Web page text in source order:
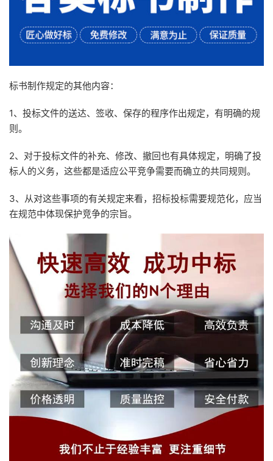
标书制作规定的其他内容：
1、投标文件的送达、签收、保存的程序作出规定，有明确的规
则。
2、对于投标文件的补充、修改、撤回也有具体规定，明确了投
标人的义务，这些都是适应公平竞争需要而确立的共同规则。
3、从对这些事项的有关规定来看，招标投标需要规范化，应当
在规范中体现保护竞争的宗旨。